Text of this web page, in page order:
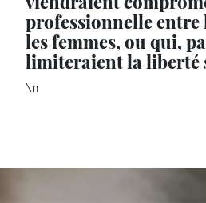
professionnelle entre
les femmes, ou qui,
limiteraient la liberté
\n